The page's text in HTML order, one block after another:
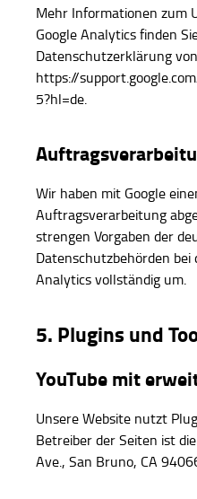
Mehr Informationen zum
Google Analytics finden
Datenschutzerklärung
https://
5?hl=de.
Wir haben mit Google
Auftragsverarbeitung
strengen Vorgaben der
Datenschutzbehörden
Analytics vollständig um.
5. Plugins und
YouTube mit
Unsere Website nutzt
Betreiber der Seiten ist
Ave., San Bruno, CA